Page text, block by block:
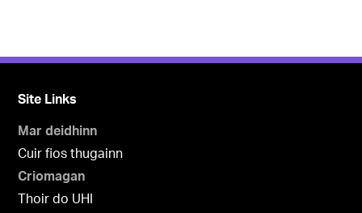
Site Links
Mar deidhinn
Cuir fios thugainn
Criomagan
Thoir do UHI